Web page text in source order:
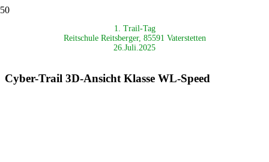
1. Trail-Tag
Reitschule Reitsberger, 85591 Vaterstetten
26.Juli.2025
Cyber-Trail 3D-Ansicht Klasse WL-Speed